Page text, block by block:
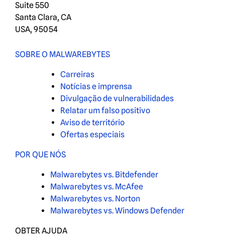
Suite 550
Santa Clara, CA
USA, 95054
SOBRE O MALWAREBYTES
Carreiras
Notícias e imprensa
Divulgação de vulnerabilidades
Relatar um falso positivo
Aviso de território
Ofertas especiais
POR QUE NÓS
Malwarebytes vs. Bitdefender
Malwarebytes vs. McAfee
Malwarebytes vs. Norton
Malwarebytes vs. Windows Defender
OBTER AJUDA